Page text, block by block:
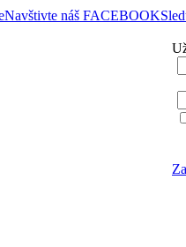
Navštivte náš FACEBOOK